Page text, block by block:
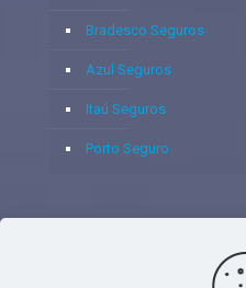
Bradesco Seguros
Azul Seguros
Itaú Seguros
Porto Seguro